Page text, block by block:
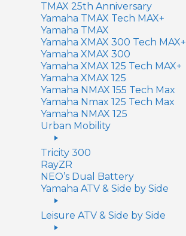
TMAX 25th Anniversary
Yamaha TMAX Tech MAX+
Yamaha TMAX
Yamaha XMAX 300 Tech MAX+
Yamaha XMAX 300
Yamaha XMAX 125 Tech MAX+
Yamaha XMAX 125
Yamaha NMAX 155 Tech Max
Yamaha Nmax 125 Tech Max
Yamaha NMAX 125
Urban Mobility
Tricity 300
RayZR
NEO’s Dual Battery
Yamaha ATV & Side by Side
Leisure ATV & Side by Side